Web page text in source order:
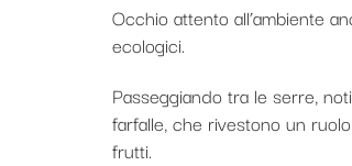
Occhio attento all’ambiente
ecologici.
Passeggiando tra le serre,
farfalle, che rivestono un
frutti.